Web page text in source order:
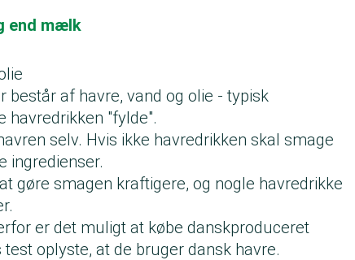
end mælk
af havre, vand og olie - typisk
havredrikken "fylde".
selv. Hvis ikke havredrikken skal smage
ingredienser.
gøre smagen kraftigere, og nogle havredrikke
er det muligt at købe danskproduceret
oplyste, at de bruger dansk havre.